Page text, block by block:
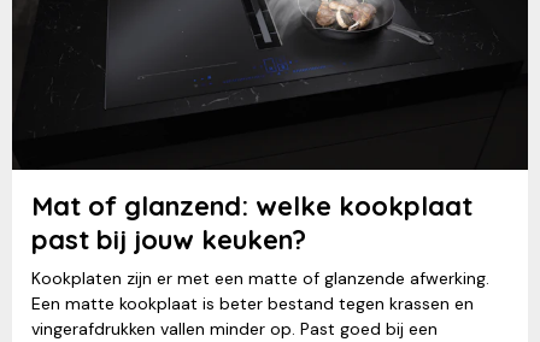
Mat of glanzend: welke kookplaat
past bij jouw keuken?
Kookplaten zijn er met een matte of glanzende afwerking.
Een matte kookplaat is beter bestand tegen krassen en
vingerafdrukken vallen minder op. Past goed bij een